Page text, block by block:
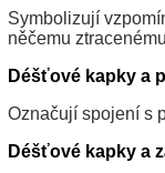
Symbolizují
něčemu
Déšťové kapky a
Označují spojení s
Déšťové kapky a